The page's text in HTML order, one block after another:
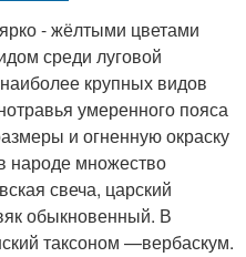
- жёлтыми цветами
среди луговой
крупных видов
умеренного пояса
и огненную окраску
народе множество
свеча, царский
обыкновенный. В
таксоном —вербаскум.